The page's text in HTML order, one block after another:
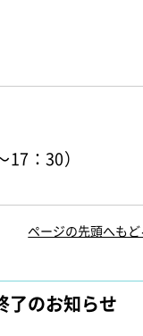
：30）
ページの先頭へも
了のお知らせ